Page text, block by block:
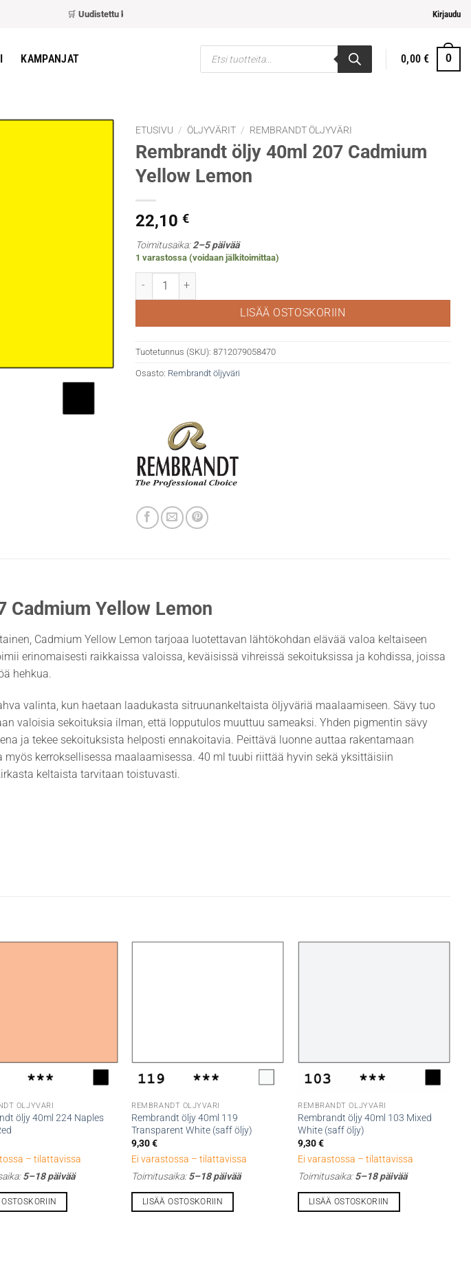
Uudistettu kassa Kirjaudu
KAMPANJAT
Products
search
0,00€ 0
ETUSIVU / ÖLJYVÄRIT / REMBRANDT ÖLJYVÄRI
Rembrandt öljy 40ml 207 Cadmium
Yellow Lemon
22,10 €
Toimitusaika:2–5 päivää
1 varastossa (voidaan jälkitoimittaa)
Rembrandt öljy 40ml 207 Cadmium Yellow Lemon määrä
LISÄÄ OSTOSKORIIN
Tuotetunnus (SKU): 8712079058470
Osasto: Rembrandt öljyväri
Cadmium Yellow Lemon
Cadmium Yellow Lemon tarjoaa luotettavan lähtökohdan elävää valoa keltaiseen
erinomaisesti raikkaissa valoissa, keväisissä vihreissä sekoituksissa ja kohdissa, joissa
hehkua.
valinta, kun haetaan laadukasta sitruunankeltaista öljyväriä maalaamiseen. Sävy tuo
valoisia sekoituksia ilman, että lopputulos muuttuu sameaksi. Yhden pigmentin sävy
ja tekee sekoituksista helposti ennakoitavia. Peittävä luonne auttaa rakentamaan
kerroksellisessa maalaamisessa. 40 ml tuubi riittää hyvin sekä yksittäisiin
keltaista tarvitaan toistuvasti.
ÖLJYVÄRI
öljy 40ml 224 Naples
– tilattavissa
5–18 päivää
REMBRANDT ÖLJYVÄRI
Rembrandt öljy 40ml 119
Transparent White (saff öljy)
9,30€
Ei varastossa – tilattavissa
Toimitusaika:5–18 päivää
LISÄÄ OSTOSKORIIN
REMBRANDT ÖLJYVÄRI
Rembrandt öljy 40ml 103 Mixed
White (saff öljy)
9,30€
Ei varastossa – tilattavissa
Toimitusaika:5–18 päivää
LISÄÄ OSTOSKORIIN